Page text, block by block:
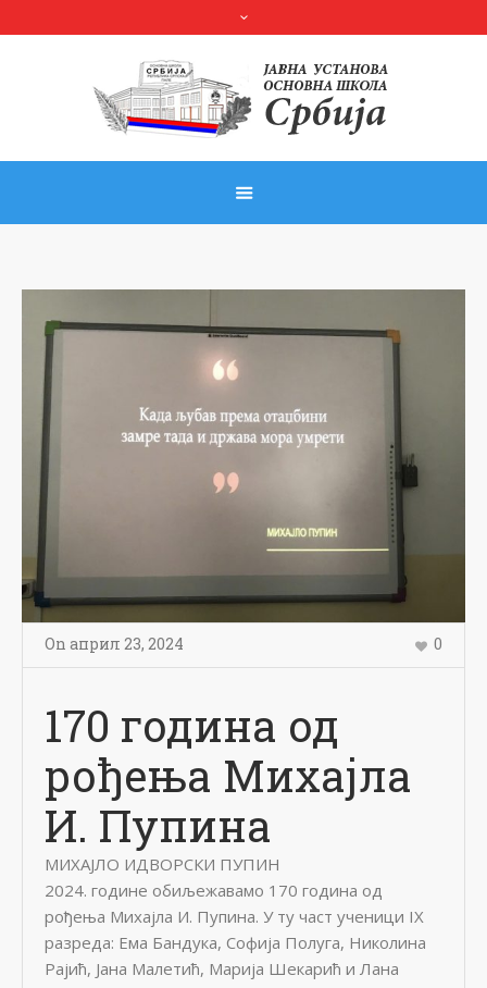
On април 23, 2024 0
170 година од
рођења Михајла
И. Пупина
МИХАЈЛО ИДВОРСКИ ПУПИН
2024. године обиљежавамо 170 година од
рођења Михајла И. Пупина. У ту част ученици IX
разреда: Ема Бандука, Софија Полуга, Николина
Рајић, Јана Малетић, Марија Шекарић и Лана